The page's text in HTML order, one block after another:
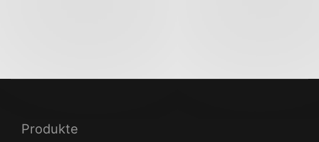
Produkte